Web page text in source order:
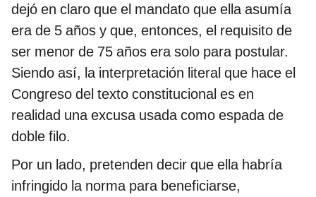
dejó en claro que el mandato que ella asumía
era de 5 años y que, entonces, el requisito de
ser menor de 75 años era solo para postular.
Siendo así, la interpretación literal que hace el
Congreso del texto constitucional es en
realidad una excusa usada como espada de
doble filo.
Por un lado, pretenden decir que ella habría
infringido la norma para beneficiarse,